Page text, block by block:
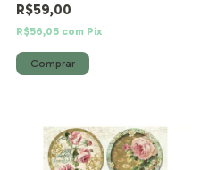
R$59,00
R$56,05 com Pix